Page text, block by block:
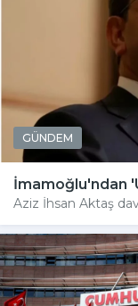
GÜNDEM
İmamoğlu'ndan
Aziz İhsan Aktaş